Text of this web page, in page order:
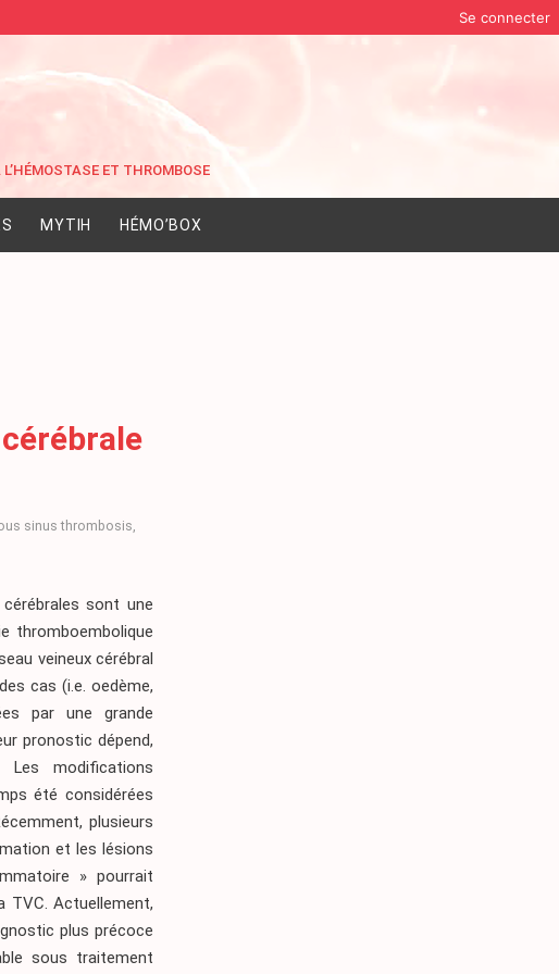
Se connecter
MYTIH HÉMO’BOX
sinus thrombosis,
sont une
thromboembolique
veineux cérébral
cas (i.e. oedème,
par une grande
pronostic dépend,
modifications
été considérées
plusieurs
et les lésions
» pourrait
TVC. Actuellement,
plus précoce
sous traitement